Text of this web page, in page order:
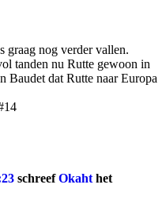
graag nog verder vallen.
tanden nu Rutte gewoon in
Baudet dat Rutte naar Europa
schreefOkaht het